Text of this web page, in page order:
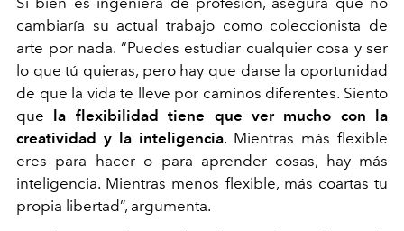
cambiaría su actual trabajo como coleccionista de
arte por nada. “Puedes estudiar cualquier cosa y ser
lo que tú quieras, pero hay que darse la oportunidad
de que la vida te lleve por caminos diferentes. Siento
que
la flexibilidad tiene que ver mucho con la
creatividad y la inteligencia. Mientras más flexible
eres para hacer o para aprender cosas, hay más
inteligencia. Mientras menos flexible, más coartas tu
propia libertad”, argumenta.